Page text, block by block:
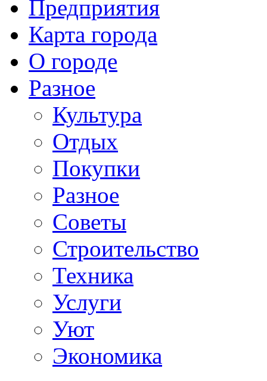
Предприятия
Карта города
О городе
Разное
Культура
Отдых
Покупки
Разное
Советы
Строительство
Техника
Услуги
Уют
Экономика